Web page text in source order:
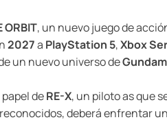
ORBIT, un nuevo juego de
2027a PlayStation 5,Xbox
un nuevo universo deGundam
deRE-X, un piloto as que
deberá enfrentar